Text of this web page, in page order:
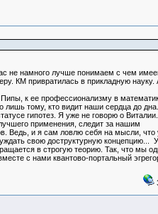
не намного лучше понимаем с чем
КМ привратилась в прикладную науку.
к ее профессионализму в
лишь тому, кто видит наши сердца до
гипотез. Я уже не говорю о
применения, следит за нашим
Ведь, и я сам ловлю себя на мысли, что
свою доструктурную концепцию...
в строгую теорию. Так, что мы
с нами квантово-портальный